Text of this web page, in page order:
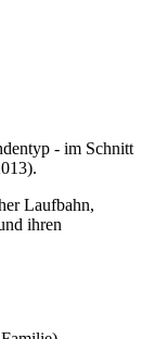
- im Schnitt
Laufbahn,
ihren